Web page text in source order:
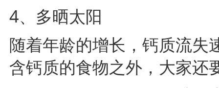
4、多晒太阳
随着年龄的增长，钙质流失
含钙质的食物之外，大家还